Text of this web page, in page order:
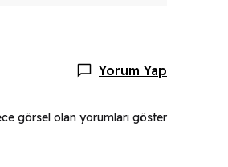
Yorum Yap
görsel olan yorumları göster